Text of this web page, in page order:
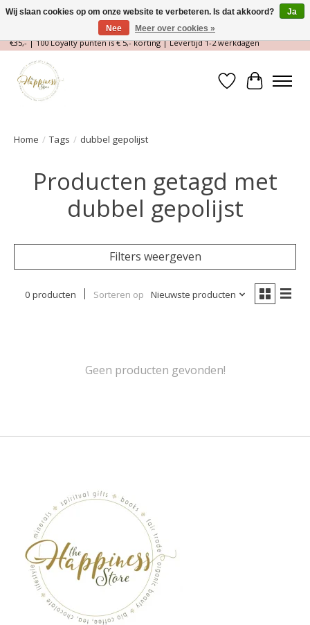
Magische Conceptstore, Edelstenen & Spirituele winkel | Gratis verzending >
€35,- | 100 Loyalty punten is € 5,- korting | Levertijd 1-2 werkdagen
Verlanglijst
Home / Tags / dubbel gepolijst
Producten getagd met
dubbel gepolijst
Filters weergeven
0 producten Sorteren op Nieuwste producten
Geen producten gevonden!
Wij slaan cookies op om onze website te verbeteren. Is dat akkoord?
Ja
Nee
Meer over cookies »